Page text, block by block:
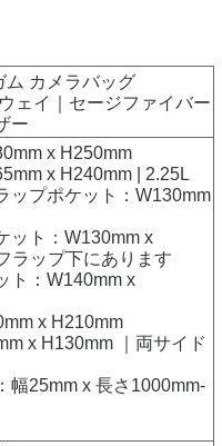
ム カメラバッグ
ェイ｜セージファイバー
ー
x H250mm
x H240mm | 2.25L
ップポケット：W130mm
ット：W130mm x
ラップ下にあります
ト：W140mm x
x H210mm
x H130mm ｜両サイド
幅25mm x 長さ1000mm-